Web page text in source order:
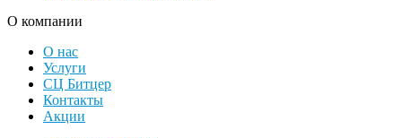
О компании
О нас
Услуги
СЦ Битцер
Контакты
Акции